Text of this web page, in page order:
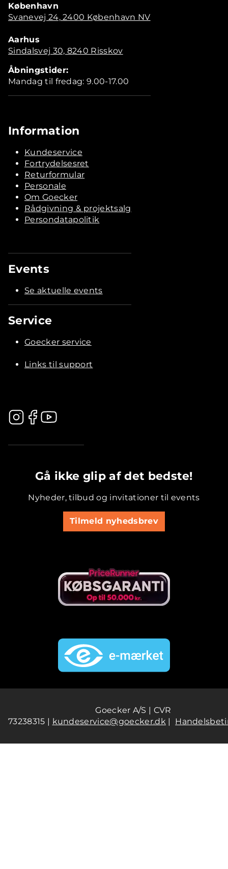
København
Svanevej 24, 2400 København NV
Aarhus
Sindalsvej 30, 8240 Risskov
Åbningstider:
Mandag til fredag: 9.00-17.00
Information
Kundeservice
Fortrydelsesret
Returformular
Personale
Om Goecker
Rådgivning & projektsalg
Persondatapolitik
Events
Se aktuelle events
Service
Goecker service
Links til support
Gå ikke glip af det bedste!
Nyheder, tilbud og invitationer til events
Tilmeld nyhedsbrev
Goecker A/S | CVR
73238315 | kundeservice@goecker.dk|